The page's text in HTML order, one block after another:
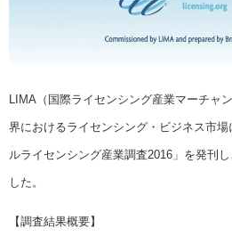
LIMA（国際ライセンシング産業マーチャ
界におけるライセンシング・ビジネス市
ルライセンシング産業調査2016」を発刊
した。
【調査結果概要】